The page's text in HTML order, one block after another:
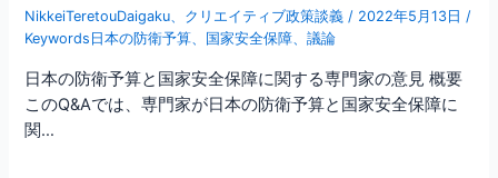
NikkeiTeretouDaigaku、 クリエイティブ政策談義 / 2022年5月13日 /
Keywords日本の防衛予算、 国家安全保障、議論
日本の防衛予算と国家安全保障に関する専門家の意見 概要
このQ&Aでは、専門家が日本の防衛予算と国家安全保障に
関…